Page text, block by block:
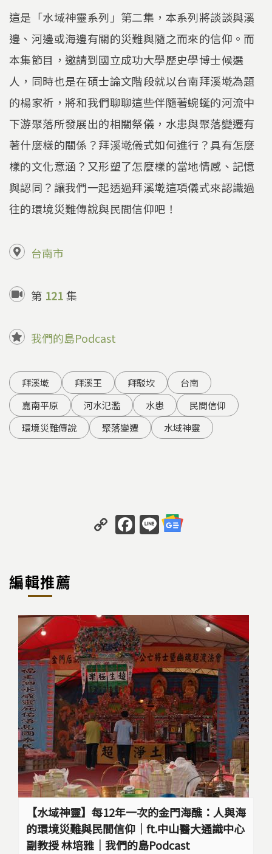
這是「水域神靈系列」第二集，本系列將談談與溪
邊、河邊或海邊有關的災難與隨之而來的信仰。而
本集節目，邀請到國立成功大學歷史學博士候選
人，同時也是在碩士論文階段就以台南拜溪墘為題
的楊家祈，將和我們聊聊這些伴隨著蜿蜒的河流中
下游聚落所發展出的相關祭儀，水患與聚落變遷有
著什麼樣的關係？拜溪墘儀式如何進行？具有怎麼
樣的文化意涵？又形塑了怎麼樣的當地情感、記憶
與認同？讓我們一起透過拜溪墘這項儀式來認識過
往的環境災難傳說與民間信仰吧！
台南市
第 121集
我們的島Podcast
拜溪墘 拜溪王 拜駁坎
台南
嘉南平原
河水氾濫 水患
民間信仰
環境災難傳說
聚落變遷 水域神靈
C
o
n
k
F
a
o
o
k
Li
n
編輯推薦
【水域神靈】每12年一次的金門海醮：人與海
的環境災難與民間信仰｜ft.中山醫大通識中心
副教授 林培雅｜我們的島Podcast